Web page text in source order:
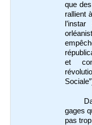
que
rallient
et
gages
pas